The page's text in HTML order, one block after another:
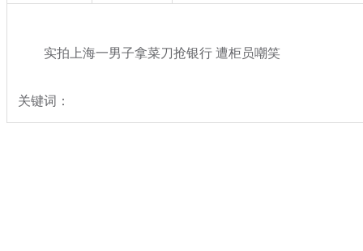
实拍上海一男子拿菜刀抢银行 遭柜员嘲笑
关键词：